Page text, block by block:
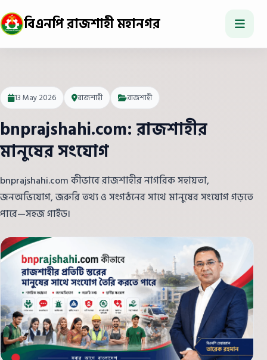
বিএনপি রাজশাহী মহানগর
13 May 2026 রাজশাহী রাজশাহী
bnprajshahi.com: রাজশাহীর
মানুষের সংযোগ
bnprajshahi.com কীভাবে রাজশাহীর নাগরিক সহায়তা,
জনঅভিযোগ, জরুরি তথ্য ও সংগঠনের সাথে মানুষের সংযোগ গড়তে
পারে—সহজ গাইড।